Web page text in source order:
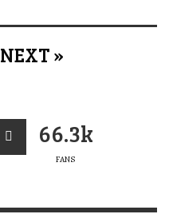
NEXT »
66.3k
FANS